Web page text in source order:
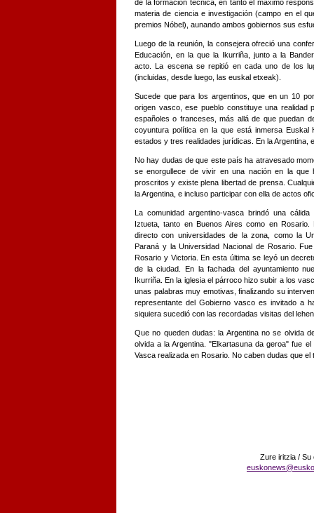
de la formación técnica, en tanto el máximo
materia de ciencia e investigación (campo en el
premios Nóbel), aunando ambos gobiernos sus
Luego de la reunión, la consejera ofreció una
Educación, en la que la Ikurriña, junto a la
acto. La escena se repitió en cada uno de los
(incluidas, desde luego, las euskal etxeak).
Sucede que para los argentinos, que en un 10
origen vasco, ese pueblo constituye una realidad
españoles o franceses, más allá de que puedan
coyuntura política en la que está inmersa
estados y tres realidades jurídicas. En la Argentina,
No hay dudas de que este país ha atravesado
se enorgullece de vivir en una nación en la que
proscritos y existe plena libertad de prensa.
la Argentina, e incluso participar con ella de actos
La comunidad argentino-vasca brindó una
Iztueta, tanto en Buenos Aires como en Rosario.
directo con universidades de la zona, como la
Paraná y la Universidad Nacional de Rosario.
Rosario y Victoria. En esta última se leyó un
de la ciudad. En la fachada del ayuntamiento
Ikurriña. En la iglesia el párroco hizo subir a los
unas palabras muy emotivas, finalizando su
representante del Gobierno vasco es invitado a
siquiera sucedió con las recordadas visitas del
Que no queden dudas: la Argentina no se olvida
olvida a la Argentina. "Elkartasuna da geroa" fue
Vasca realizada en Rosario. No caben dudas que
Zure iritzia / Su